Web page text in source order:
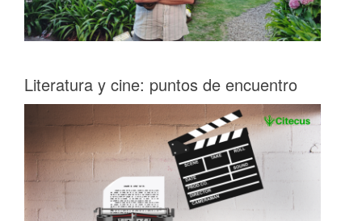
Literatura y cine: puntos de encuentro